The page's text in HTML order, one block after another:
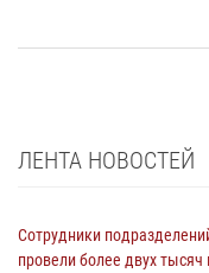
ЛЕНТА НОВОСТЕЙ
Сотрудники
провели более двух